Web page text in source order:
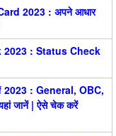
2023 : अपने आधार
: Status Check
: General, OBC,
जानें | ऐसे चेक करें